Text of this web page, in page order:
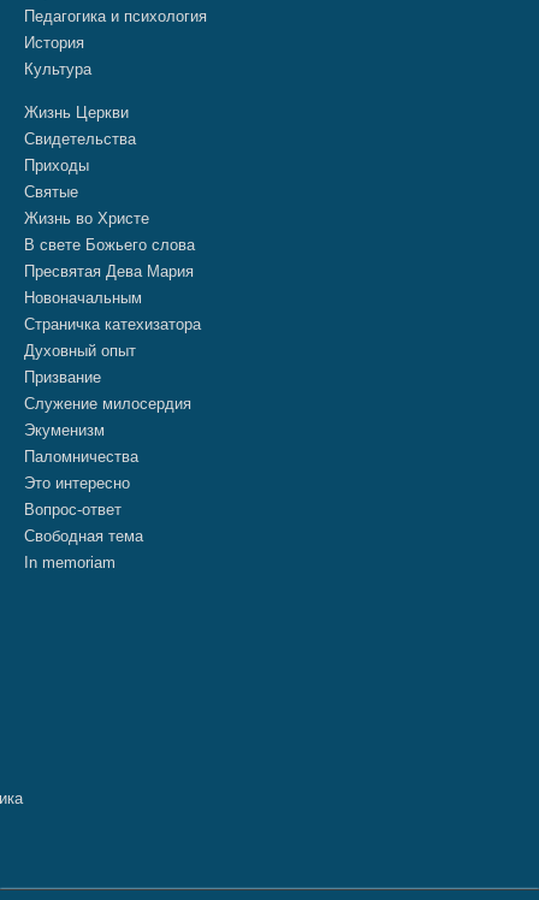
Педагогика и психология
История
Культура
Жизнь Церкви
Свидетельства
Приходы
Святые
Жизнь во Христе
В свете Божьего слова
Пресвятая Дева Мария
Новоначальным
Страничка катехизатора
Духовный опыт
Призвание
Служение милосердия
Экуменизм
Паломничества
Это интересно
Вопрос-ответ
Свободная тема
In memoriam